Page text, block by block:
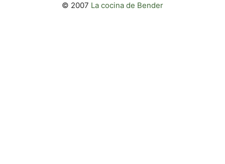
© 2007 La cocina de Bender